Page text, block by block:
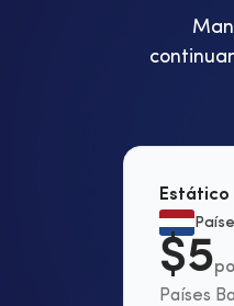
Estático
$5
Países